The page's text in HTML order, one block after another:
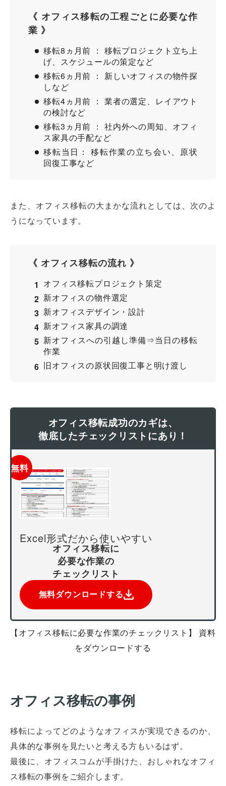
《 オフィス移転の工程ごとに必要な作
業 》
移転8ヵ月前 ： 移転プロジェクト立ち上
げ、スケジュールの策定など
移転6ヵ月前 ： 新しいオフィスの物件探
しなど
移転4ヵ月前 ： 業者の選定、レイアウト
の検討など
移転3ヵ月前 ： 社内外への周知、オフィ
ス家具の手配など
移転当日： 移転作業の立ち会い、原状
回復工事など
また、オフィス移転の大まかな流れとしては、次のよ
うになっています。
《 オフィス移転の流れ 》
オフィス移転プロジェクト策定
新オフィスの物件選定
新オフィスデザイン・設計
新オフィス家具の調達
新オフィスへの引越し準備⇒当日の移転
作業
旧オフィスの原状回復工事と明け渡し
オフィス移転成功のカギは、
徹底したチェックリストにあり！
無料
Excel形式だから使いやすい
オフィス移転に
必要な作業の
チェックリスト
無料ダウンロードする
【オフィス移転に必要な作業のチェックリスト】 資料
をダウンロードする
オフィス移転の事例
移転によってどのようなオフィスが実現できるのか、
具体的な事例を見たいと考える方もいるはず。
最後に、オフィスコムが手掛けた、おしゃれなオフィ
ス移転の事例をご紹介します。
オフィスレイアウト、移転・納期
予算の相談、見積依頼など
お気軽にご相談ください！
お問合せ・見積依頼をする